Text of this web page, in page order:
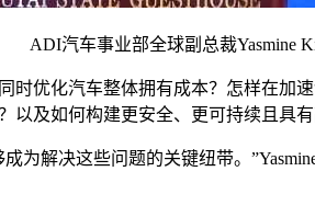
ADI汽车事业部全球副总裁Yasmine
优化汽车整体拥有成本？怎样在加
及如何构建更安全、更可持续且具
为解决这些问题的关键纽带。